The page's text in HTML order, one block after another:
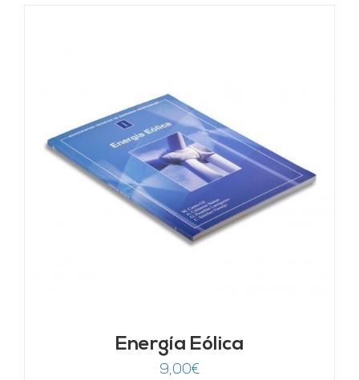
Energía Eólica
9,00€